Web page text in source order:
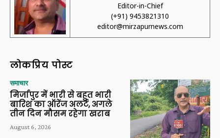
Editor-in-Chief
(+91) 9453821310
editor@mirzapurnews.com
लोकप्रिय पोस्ट
समाचार
मिर्जापुर में भारी से बहुत भारी
बारिश का ऑरेंज अलर्ट, अगले
तीन दिन मौसम रहेगा खराब
August 6, 2026